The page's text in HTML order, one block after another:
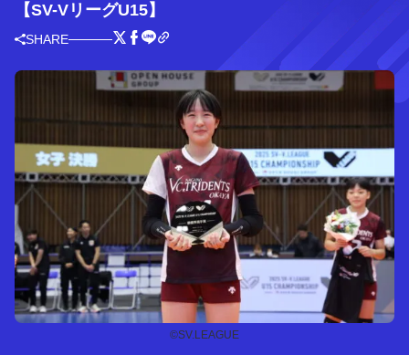
【SV-VリーグU15】
SHARE
©SV.LEAGUE